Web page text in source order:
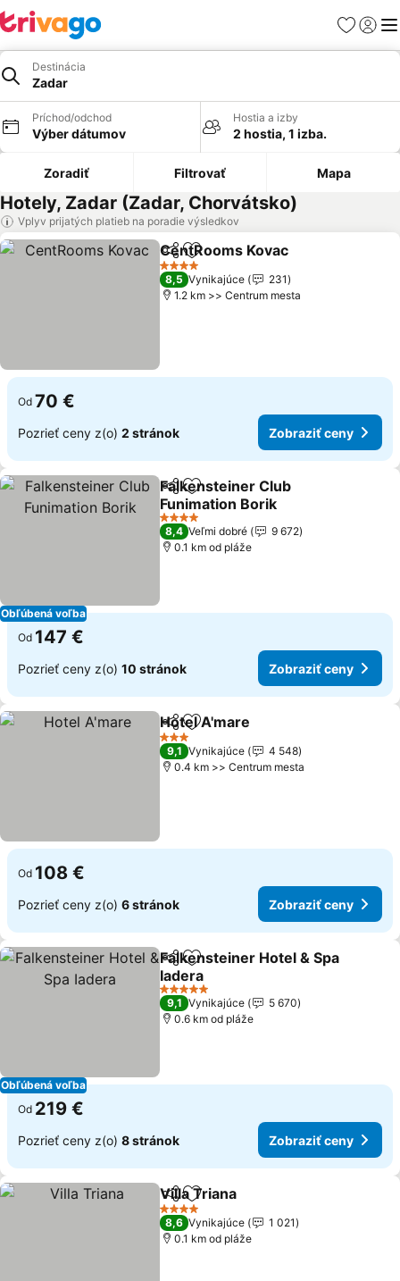
Obľúbené
Destinácia
Zadar
Príchod/odchod
Výber dátumov
Hostia a izby
2 hostia, 1 izba.
Zoradiť Filtrovať Mapa
Hotely, Zadar (Zadar, Chorvátsko)
Vplyv prijatých platieb na poradie výsledkov
ZdieľaťPridať do obľúbených
CentRooms Kovac
4 Počet hviezdičiek
8,5 Vynikajúce
231
1.2 km >> Centrum mesta
Od 70 €
Pozrieť ceny z(o) 2 stránok Zobraziť ceny
Obľúbená voľba
ZdieľaťPridať do obľúbených
Falkensteiner Club
Funimation Borik
4 Počet hviezdičiek
8,4 Veľmi dobré
9 672
0.1 km od pláže
Od 147 €
Pozrieť ceny z(o) 10 stránok Zobraziť ceny
ZdieľaťPridať do obľúbených
Hotel A'mare
3 Počet hviezdičiek
9,1 Vynikajúce
4 548
0.4 km >> Centrum mesta
Od 108 €
Pozrieť ceny z(o) 6 stránok Zobraziť ceny
Obľúbená voľba
ZdieľaťPridať do obľúbených
Falkensteiner Hotel & Spa
Iadera
5 Počet hviezdičiek
9,1 Vynikajúce
5 670
0.6 km od pláže
Od 219 €
Pozrieť ceny z(o) 8 stránok Zobraziť ceny
ZdieľaťPridať do obľúbených
Villa Triana
4 Počet hviezdičiek
8,6 Vynikajúce
1 021
0.1 km od pláže